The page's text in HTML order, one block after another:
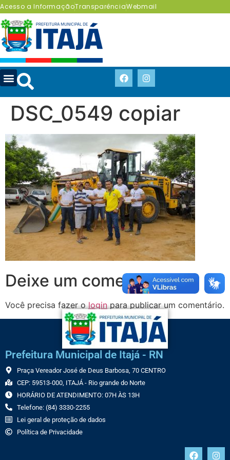
Acesso a InformaçãoTransparênciaWebmail
DSC_0549 copiar
Deixe um comentário
Você precisa fazer ologinpara publicar um comentário.
Prefeitura Municipal de Itajá - RN
Praça Vereador José de Deus Barbosa, 70 CENTRO
CEP: 59513-000, ITAJÁ - Rio grande do Norte
HORÁRIO DE ATENDIMENTO: 07H ÀS 13H
Telefone: (84) 3330-2255
Lei geral de proteção de dados
Política de Privacidade